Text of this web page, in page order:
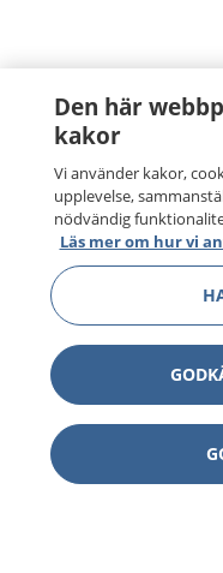
Den här
kakor
Vi använder kakor,
upplevelse,
nödvändig
Läs mer om hur vi